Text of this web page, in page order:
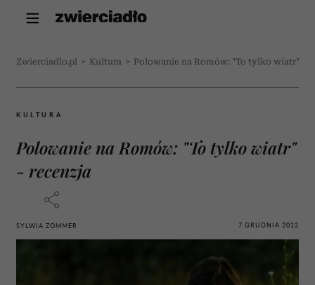
Zwierciadlo.pl > Kultura > Polowanie na Romów: "To tylko wiatr" -
KULTURA
Polowanie na Romów: "To tylko wiatr"
- recenzja
SYLWIA ZOMMER 7 GRUDNIA 2012